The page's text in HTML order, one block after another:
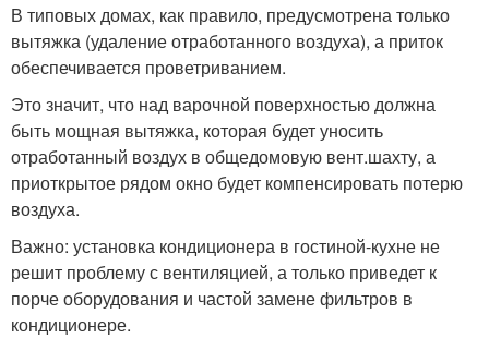
В типовых домах, как правило, предусмотрена только
вытяжка (удаление отработанного воздуха), а приток
обеспечивается проветриванием.
Это значит, что над варочной поверхностью должна
быть мощная вытяжка, которая будет уносить
отработанный воздух в общедомовую вент.шахту, а
приоткрытое рядом окно будет компенсировать потерю
воздуха.
Важно: установка кондиционера в гостиной-кухне не
решит проблему с вентиляцией, а только приведет к
порче оборудования и частой замене фильтров в
кондиционере.